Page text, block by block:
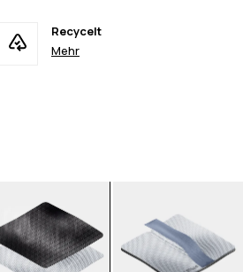
Recycelt
Mehr